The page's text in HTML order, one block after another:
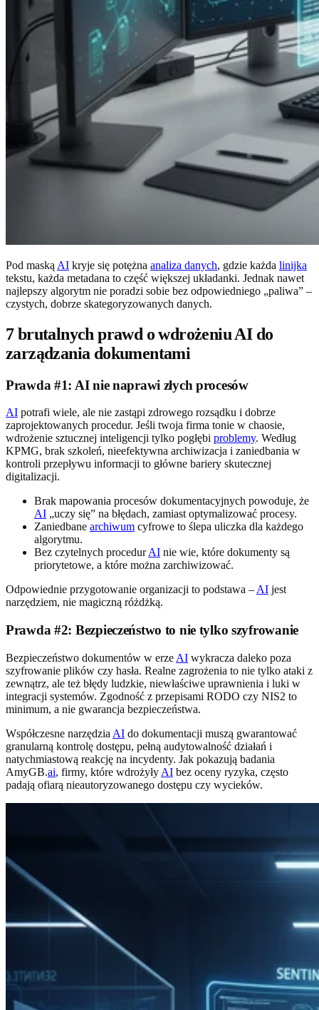
Pod maską AI kryje się potężna analiza danych, gdzie każda linijka
tekstu, każda metadana to część większej układanki. Jednak nawet
najlepszy algorytm nie poradzi sobie bez odpowiedniego „paliwa” –
czystych, dobrze skategoryzowanych danych.
7 brutalnych prawd o wdrożeniu AI do
zarządzania dokumentami
Prawda #1: AI nie naprawi złych procesów
AI potrafi wiele, ale nie zastąpi zdrowego rozsądku i dobrze
zaprojektowanych procedur. Jeśli twoja firma tonie w chaosie,
wdrożenie sztucznej inteligencji tylko pogłębi problemy. Według
KPMG, brak szkoleń, nieefektywna archiwizacja i zaniedbania w
kontroli przepływu informacji to główne bariery skutecznej
digitalizacji.
Brak mapowania procesów dokumentacyjnych powoduje, że
AI „uczy się” na błędach, zamiast optymalizować procesy.
Zaniedbane archiwum cyfrowe to ślepa uliczka dla każdego
algorytmu.
Bez czytelnych procedurAI nie wie, które dokumenty są
priorytetowe, a które można zarchiwizować.
Odpowiednie przygotowanie organizacji to podstawa – AI jest
narzędziem, nie magiczną różdżką.
Prawda #2: Bezpieczeństwo to nie tylko szyfrowanie
Bezpieczeństwo dokumentów w erze AI wykracza daleko poza
szyfrowanie plików czy hasła. Realne zagrożenia to nie tylko ataki z
zewnątrz, ale też błędy ludzkie, niewłaściwe uprawnienia i luki w
integracji systemów. Zgodność z przepisami RODO czy NIS2 to
minimum, a nie gwarancja bezpieczeństwa.
Współczesne narzędzia AI do dokumentacji muszą gwarantować
granularną kontrolę dostępu, pełną audytowalność działań i
natychmiastową reakcję na incydenty. Jak pokazują badania
AmyGB.ai, firmy, które wdrożyły AI bez oceny ryzyka, często
padają ofiarą nieautoryzowanego dostępu czy wycieków.